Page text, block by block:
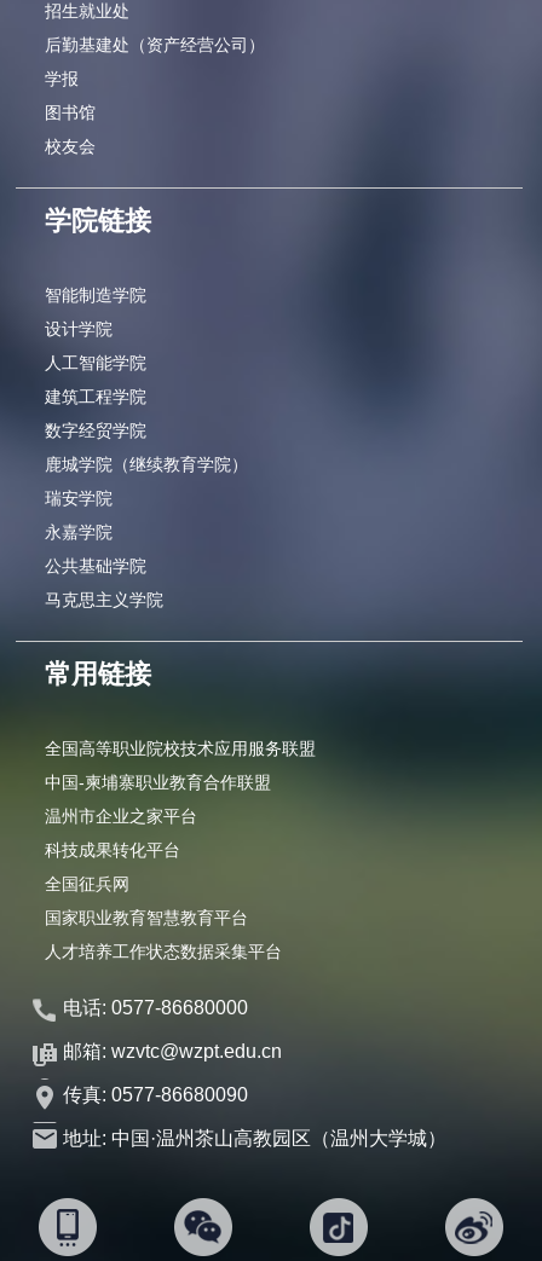
招生就业处
后勤基建处（资产经营公司）
学报
图书馆
校友会
学院链接
智能制造学院
设计学院
人工智能学院
建筑工程学院
数字经贸学院
鹿城学院（继续教育学院）
瑞安学院
永嘉学院
公共基础学院
马克思主义学院
常用链接
全国高等职业院校技术应用服务联盟
中国-柬埔寨职业教育合作联盟
温州市企业之家平台
科技成果转化平台
全国征兵网
国家职业教育智慧教育平台
人才培养工作状态数据采集平台
电话: 0577-86680000
邮箱: wzvtc@wzpt.edu.cn
传真: 0577-86680090
地址: 中国·温州茶山高教园区（温州大学城）